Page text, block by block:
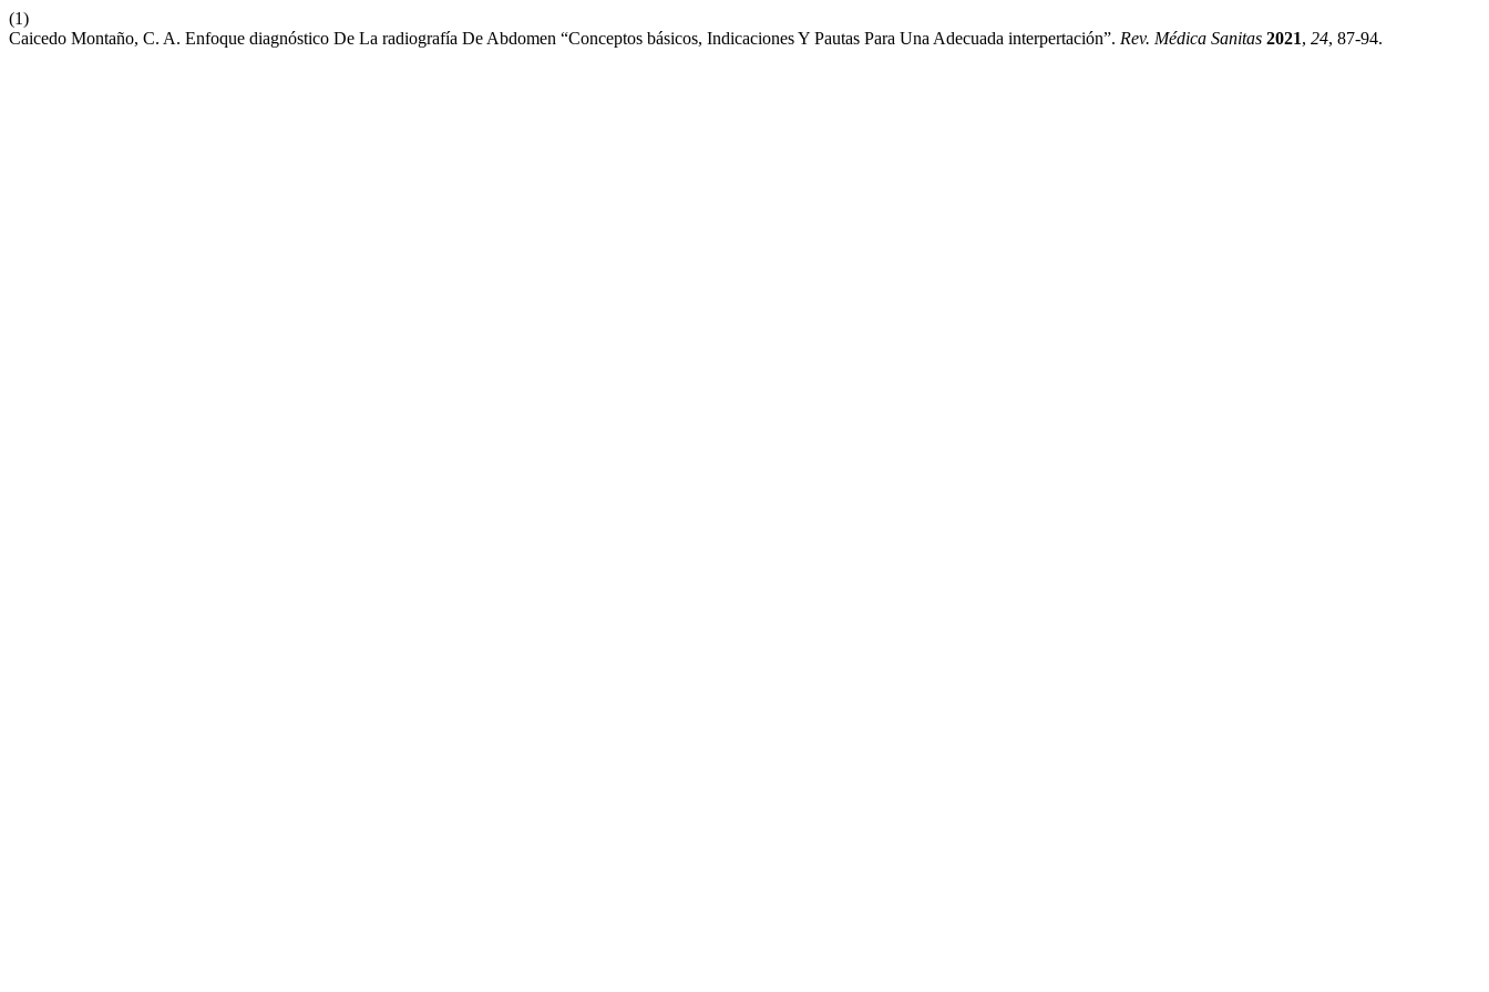
(1)
Caicedo Montaño, C. A. Enfoque diagnóstico De La radiografía De Abdomen “Conceptos básicos, Indicaciones Y Pautas Para Una Adecuada interpertación”. Rev. Médica Sanitas 2021, 24, 87-94.